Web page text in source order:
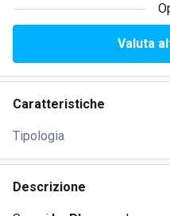
Valuta
Caratteristiche
Tipologia
Descrizione